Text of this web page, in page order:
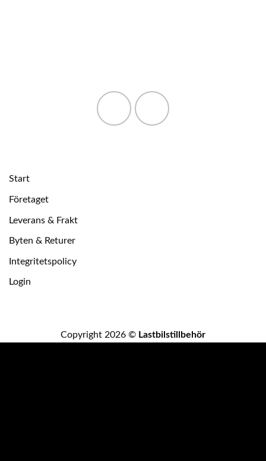
Start
Företaget
Leverans & Frakt
Byten & Returer
Integritetspolicy
Login
Copyright 2026 © Lastbilstillbehör